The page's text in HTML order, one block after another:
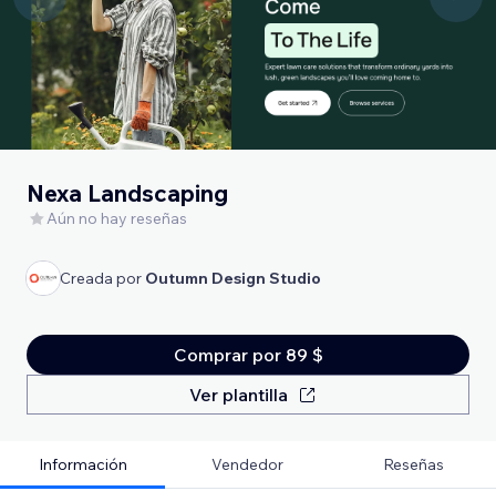
Nexa Landscaping
Aún no hay reseñas
Creada por Outumn Design Studio
Comprar por 89 $
Ver plantilla
Información Vendedor Reseñas